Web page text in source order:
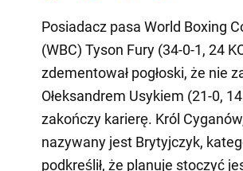
Posiadacz pasa World Boxing
(WBC) Tyson Fury (34-0-1, 24
zdementował pogłoski, że nie
Ołeksandrem Usykiem (21-0,
zakończy karierę. Król
nazywany jest Brytyjczyk,
podkreślił, że planuje stoczyć